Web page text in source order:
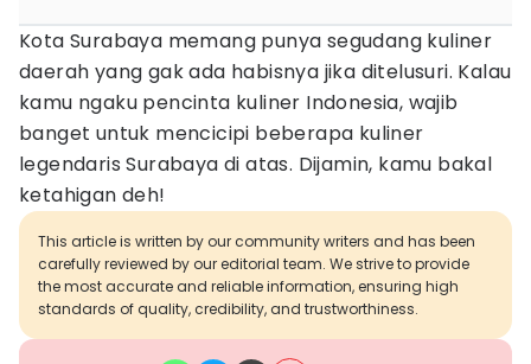
Kota Surabaya memang punya segudang kuliner
daerah yang gak ada habisnya jika ditelusuri. Kalau
kamu ngaku pencinta kuliner Indonesia, wajib
banget untuk mencicipi beberapa kuliner
legendaris Surabaya di atas. Dijamin, kamu bakal
ketahigan deh!
This article is written by our community writers and has been
carefully reviewed by our editorial team. We strive to provide
the most accurate and reliable information, ensuring high
standards of quality, credibility, and trustworthiness.